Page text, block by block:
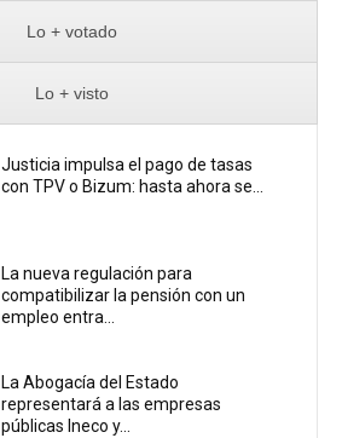
Lo + votado
Lo + visto
Justicia impulsa el pago de tasas
con TPV o Bizum: hasta ahora se...
La nueva regulación para
compatibilizar la pensión con un
empleo entra...
La Abogacía del Estado
representará a las empresas
públicas Ineco y...